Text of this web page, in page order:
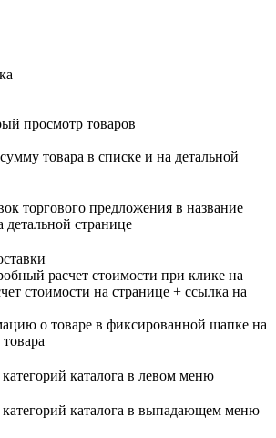
просмотр товаров
товара в списке и на детальной
торгового предложения в название
детальной странице
расчет стоимости при клике на
стоимости на странице + ссылка на
о товаре в фиксированной шапке на
каталога в левом меню
каталога в выпадающем меню